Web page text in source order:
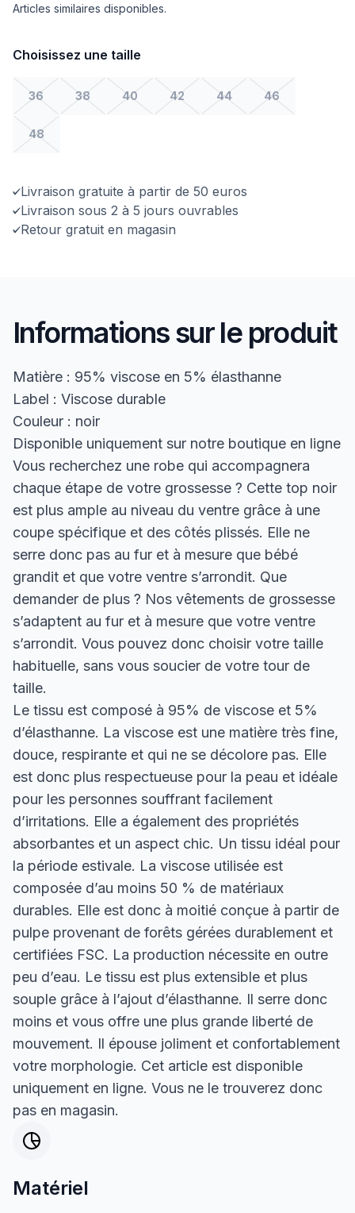
Articles similaires disponibles.
Choisissez une taille
36 38 40 42 44 46
48
Livraison gratuite à partir de 50 euros
Livraison sous 2 à 5 jours ouvrables
Retour gratuit en magasin
Informations sur le produit
Matière : 95% viscose en 5% élasthanne
Label : Viscose durable
Couleur : noir
Disponible uniquement sur notre boutique en ligne
Vous recherchez une robe qui accompagnera
chaque étape de votre grossesse ? Cette top noir
est plus ample au niveau du ventre grâce à une
coupe spécifique et des côtés plissés. Elle ne
serre donc pas au fur et à mesure que bébé
grandit et que votre ventre s’arrondit. Que
demander de plus ? Nos vêtements de grossesse
s’adaptent au fur et à mesure que votre ventre
s’arrondit. Vous pouvez donc choisir votre taille
habituelle, sans vous soucier de votre tour de
taille.
Le tissu est composé à 95% de viscose et 5%
d’élasthanne. La viscose est une matière très fine,
douce, respirante et qui ne se décolore pas. Elle
est donc plus respectueuse pour la peau et idéale
pour les personnes souffrant facilement
d’irritations. Elle a également des propriétés
absorbantes et un aspect chic. Un tissu idéal pour
la période estivale. La viscose utilisée est
composée d’au moins 50 % de matériaux
durables. Elle est donc à moitié conçue à partir de
pulpe provenant de forêts gérées durablement et
certifiées FSC. La production nécessite en outre
peu d’eau. Le tissu est plus extensible et plus
souple grâce à l’ajout d’élasthanne. Il serre donc
moins et vous offre une plus grande liberté de
mouvement. Il épouse joliment et confortablement
votre morphologie. Cet article est disponible
uniquement en ligne. Vous ne le trouverez donc
pas en magasin.
Matériel